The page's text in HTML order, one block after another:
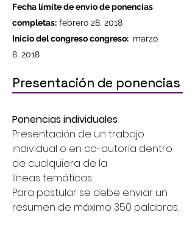
Fecha límite de envío de ponencias
completas: febrero 28, 2018
Inicio del congreso congreso: marzo
8, 2018
Presentación de ponencias
Presentación de ponencias
Ponencias individuales
Presentación de un trabajo
individual o en co-autoría dentro
de cualquiera de la
líneas temáticas
Para postular se debe enviar un
resumen de máximo 350 palabras.